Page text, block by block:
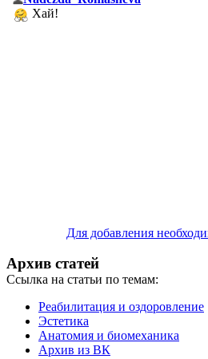
Для добавления
Архив статей
Ссылка на статьи по темам:
Реабилитация и оздоровление
Эстетика
Анатомия и биомеханика
Архив из ВК